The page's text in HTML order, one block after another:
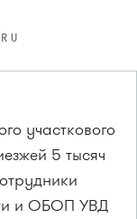
участкового
5 тысяч
и ОБОП УВД